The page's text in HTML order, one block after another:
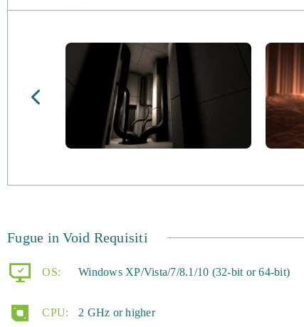
Fugue in Void Requisiti
OS: Windows XP/Vista/7/8.1/10 (32-bit or 64-bit)
CPU: 2 GHz or higher